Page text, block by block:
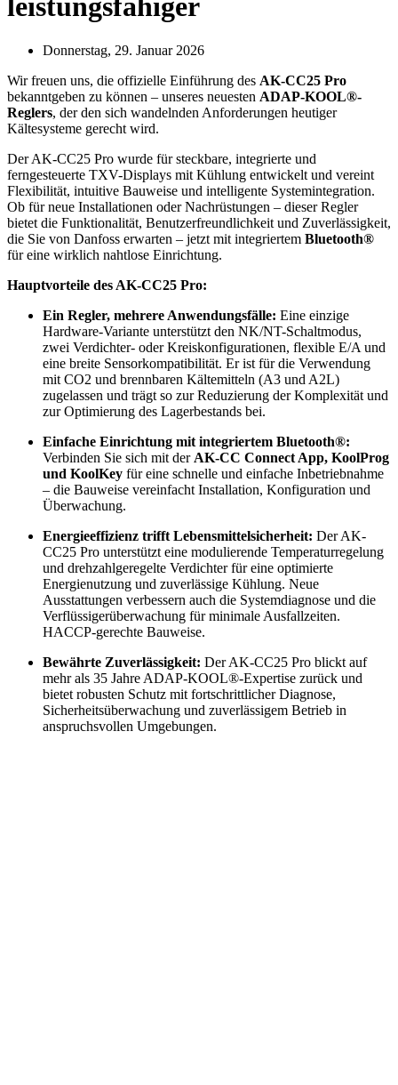
leistungsfähiger
Donnerstag, 29. Januar 2026
Wir freuen uns, die offizielle Einführung des AK-CC25 Pro
bekanntgeben zu können – unseres neuesten ADAP-KOOL®-
Reglers, der den sich wandelnden Anforderungen heutiger
Kältesysteme gerecht wird.
Der AK-CC25 Pro wurde für steckbare, integrierte und
ferngesteuerte TXV-Displays mit Kühlung entwickelt und vereint
Flexibilität, intuitive Bauweise und intelligente Systemintegration.
Ob für neue Installationen oder Nachrüstungen – dieser Regler
bietet die Funktionalität, Benutzerfreundlichkeit und Zuverlässigkeit,
die Sie von Danfoss erwarten – jetzt mit integriertem Bluetooth®
für eine wirklich nahtlose Einrichtung.
Hauptvorteile des AK-CC25 Pro:
Ein Regler, mehrere Anwendungsfälle: Eine einzige
Hardware-Variante unterstützt den NK/NT-Schaltmodus,
zwei Verdichter- oder Kreiskonfigurationen, flexible E/A und
eine breite Sensorkompatibilität. Er ist für die Verwendung
mit CO2 und brennbaren Kältemitteln (A3 und A2L)
zugelassen und trägt so zur Reduzierung der Komplexität und
zur Optimierung des Lagerbestands bei.
Einfache Einrichtung mit integriertem Bluetooth®:
Verbinden Sie sich mit der AK-CC Connect App, KoolProg
und KoolKey für eine schnelle und einfache Inbetriebnahme
– die Bauweise vereinfacht Installation, Konfiguration und
Überwachung.
Energieeffizienz trifft Lebensmittelsicherheit: Der AK-
CC25 Pro unterstützt eine modulierende Temperaturregelung
und drehzahlgeregelte Verdichter für eine optimierte
Energienutzung und zuverlässige Kühlung. Neue
Ausstattungen verbessern auch die Systemdiagnose und die
Verflüssigerüberwachung für minimale Ausfallzeiten.
HACCP-gerechte Bauweise.
Bewährte Zuverlässigkeit: Der AK-CC25 Pro blickt auf
mehr als 35 Jahre ADAP-KOOL®-Expertise zurück und
bietet robusten Schutz mit fortschrittlicher Diagnose,
Sicherheitsüberwachung und zuverlässigem Betrieb in
anspruchsvollen Umgebungen.